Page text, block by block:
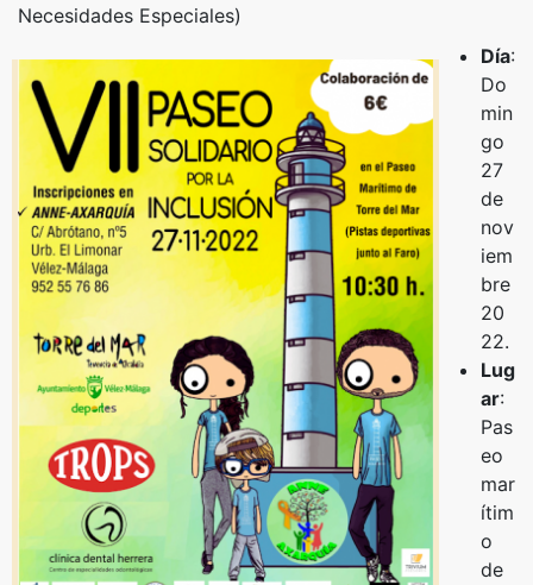
Necesidades Especiales)
Día:
Do
min
go
27
de
nov
iem
bre
20
22.
Lug
ar:
Pas
eo
mar
ítim
o
de